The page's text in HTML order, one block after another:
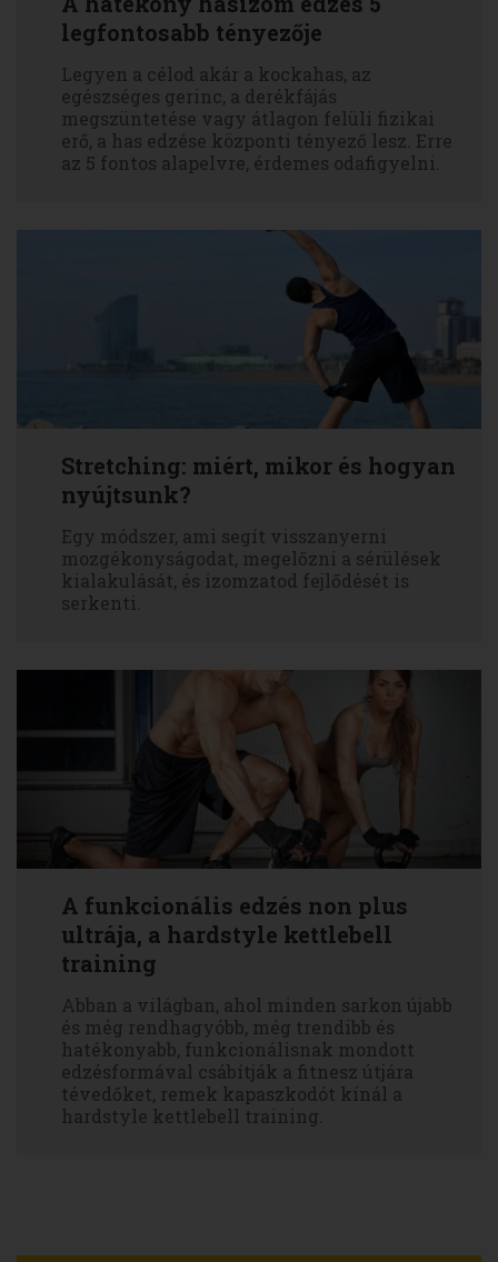
legfontosabb tényezője
Legyen a célod akár a kockahas, az
egészséges gerinc, a derékfájás
megszüntetése vagy átlagon felüli fizikai
erő, a has edzése központi tényező lesz. Erre
az 5 fontos alapelvre, érdemes odafigyelni.
Stretching: miért, mikor és hogyan
nyújtsunk?
Egy módszer, ami segít visszanyerni
mozgékonyságodat, megelőzni a sérülések
kialakulását, és izomzatod fejlődését is
serkenti.
A funkcionális edzés non plus
ultrája, a hardstyle kettlebell
training
Abban a világban, ahol minden sarkon újabb
és még rendhagyóbb, még trendibb és
hatékonyabb, funkcionálisnak mondott
edzésformával csábítják a fitnesz útjára
tévedőket, remek kapaszkodót kínál a
hardstyle kettlebell training.